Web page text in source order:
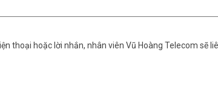
thêm thông tin tạiFacebook Vuhoangtelecomnhé.
thoại hoặc lời nhắn, nhân viên Vũ Hoàng Telecom sẽ